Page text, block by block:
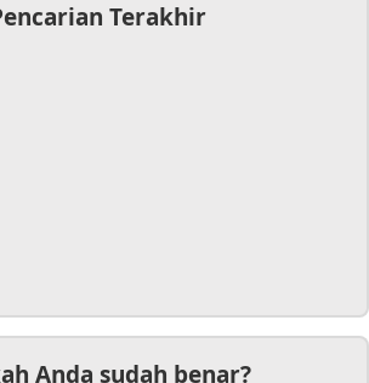
Terakhir
Anda sudah benar?